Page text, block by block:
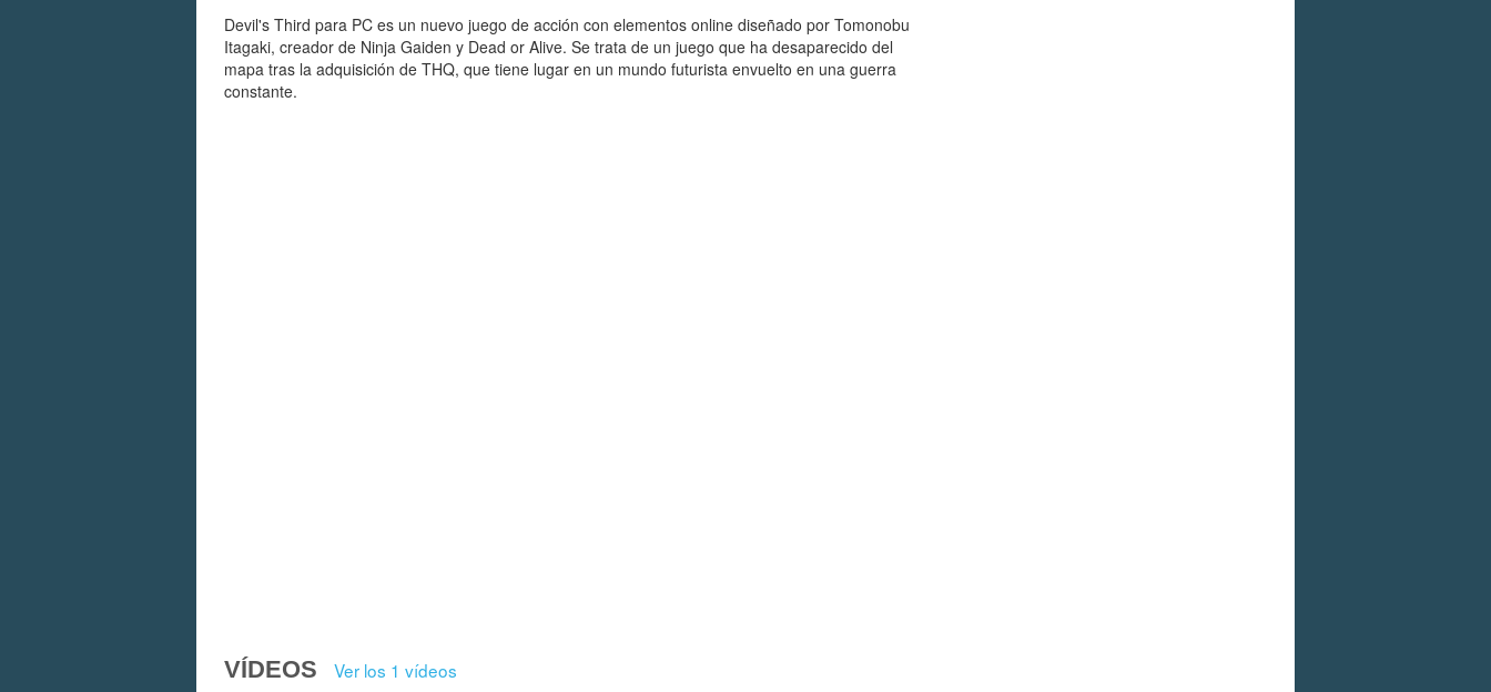
Devil's Third para PC es un nuevo juego de acción con elementos online diseñado por Tomonobu
Itagaki, creador de Ninja Gaiden y Dead or Alive. Se trata de un juego que ha desaparecido del
mapa tras la adquisición de THQ, que tiene lugar en un mundo futurista envuelto en una guerra
constante.
VÍDEOS Ver los 1 vídeos